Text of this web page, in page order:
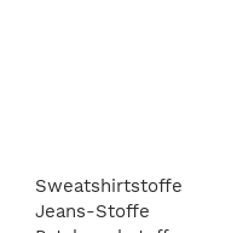
Sweatshirtstoffe
Jeans-Stoffe